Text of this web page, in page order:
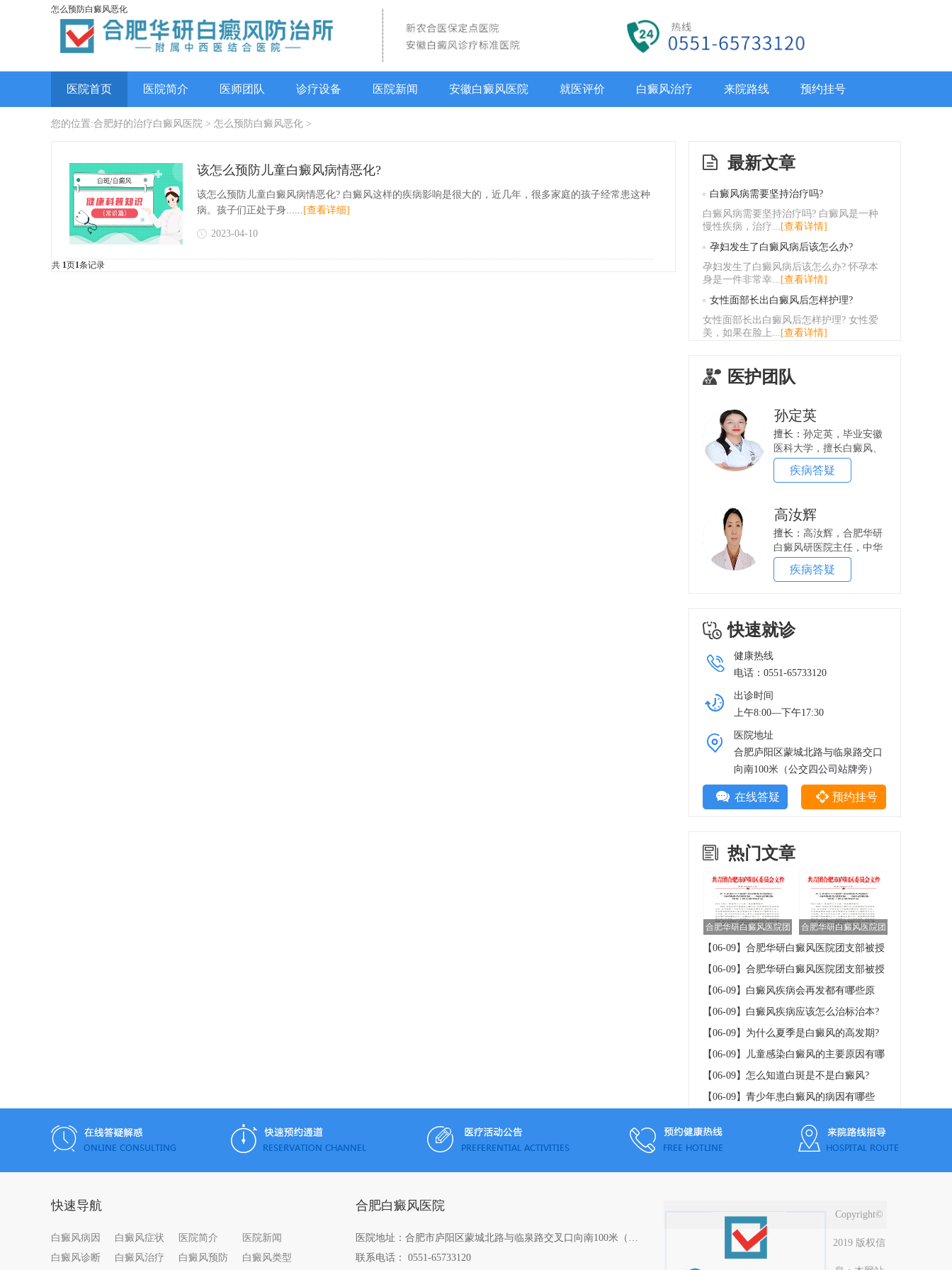
怎么预防白癜风恶化
医院首页 医院简介 医师团队 诊疗设备 医院新闻 安徽白癜风医院 就医评价 白癜风治疗 来院路线 预约挂号
您的位置:合肥好的治疗白癜风医院 > 怎么预防白癜风恶化 >
该怎么预防儿童白癜风病情恶化?
该怎么预防儿童白癜风病情恶化? 白癜风这样的疾病影响是很大的，近几年，很多家庭的孩子经常患这种
病。孩子们正处于身...... [查看详细]
2023-04-10
共 1页1条记录
最新文章
白癜风病需要坚持治疗吗?
白癜风病需要坚持治疗吗? 白癜风是一种
慢性疾病，治疗... [查看详情]
孕妇发生了白癜风病后该怎么办?
孕妇发生了白癜风病后该怎么办? 怀孕本
身是一件非常幸... [查看详情]
女性面部长出白癜风后怎样护理?
女性面部长出白癜风后怎样护理? 女性爱
美，如果在脸上... [查看详情]
医护团队
孙定英
擅长： 孙定英，毕业安徽
医科大学，擅长白癜风、
银屑病的诊治，从医...
疾病答疑
高汝辉
擅长： 高汝辉，合肥华研
白癜风研医院主任，中华
中医药学会皮肤病分...
疾病答疑
快速就诊
健康热线
电话：0551-65733120
出诊时间
上午8:00—下午17:30
医院地址
合肥庐阳区蒙城北路与临泉路交口
向南100米（公交四公司站牌旁）
在线答疑 预约挂号
热门文章
合肥华研白癜风医院团
支部被授予2020年庐
合肥华研白癜风医院团
支部被授予2020年庐
【06-09】 合肥华研白癜风医院团支部被授
予2020年庐
【06-09】 合肥华研白癜风医院团支部被授
予2020年庐
【06-09】 白癜风疾病会再发都有哪些原
因?
【06-09】 白癜风疾病应该怎么治标治本?
【06-09】 为什么夏季是白癜风的高发期?
【06-09】
儿童感染白癜风的主要原因有哪
些?
【06-09】 怎么知道白斑是不是白癜风?
【06-09】 青少年患白癜风的病因有哪些
快速导航
白癜风病因 白癜风症状 医院简介
医院新闻
白癜风诊断
白癜风治疗 白癜风预防 白癜风类型
合肥白癜风医院
医院地址：合肥市庐阳区蒙城北路与临泉路交叉口向南100米（公交四公司站牌旁）
联系电话： 0551-65733120
Copyright©
2019 版权信